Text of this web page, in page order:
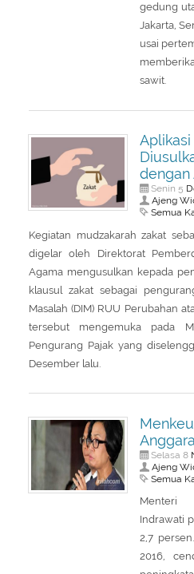
gedung
Jakarta,
usai
sawit.
dengan
Senin 5
Ajeng
Semua
Kegiatan mudzakarah zakat
digelar oleh Direktorat
Agama mengusulkan kepada
klausul zakat sebagai
Masalah (DIM) RUU Perubahan
tersebut mengemuka pada
Pengurang Pajak yang
Desember lalu.
Selasa 8
Ajeng
Semua
Menteri
Indrawati
2,7
2016,